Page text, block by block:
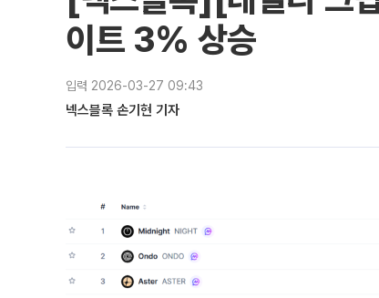
이트 3% 상승
입력 2026-03-27 09:43
넥스블록 손기현 기자